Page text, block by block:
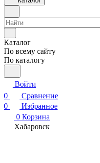
Каталог
По всему сайту
По каталогу
Войти
0
Сравнение
0
Избранное
0 Корзина
Хабаровск